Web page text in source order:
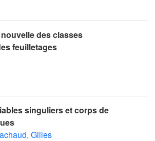
des classes
feuilletages
singuliers et corps de
Gilles